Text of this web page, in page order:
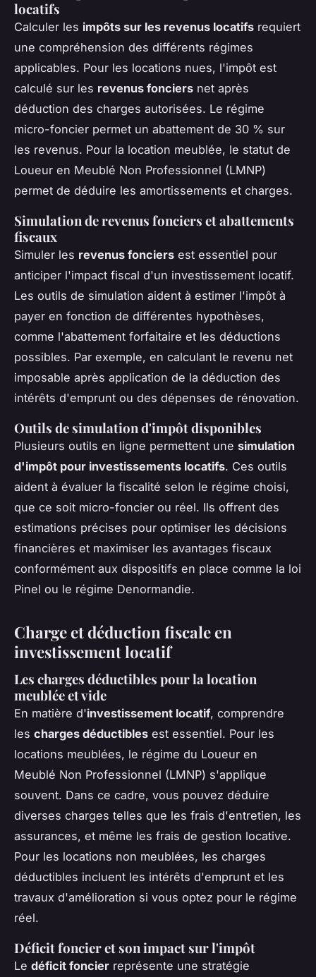
locatifs
Calculer les impôts sur les revenus locatifs requiert
une compréhension des différents régimes
applicables. Pour les locations nues, l'impôt est
calculé sur les revenus fonciers net après
déduction des charges autorisées. Le régime
micro-foncier permet un abattement de 30 % sur
les revenus. Pour la location meublée, le statut de
Loueur en Meublé Non Professionnel (LMNP)
permet de déduire les amortissements et charges.
Simulation de revenus fonciers et abattements
fiscaux
Simuler les revenus fonciers est essentiel pour
anticiper l'impact fiscal d'un investissement locatif.
Les outils de simulation aident à estimer l'impôt à
payer en fonction de différentes hypothèses,
comme l'abattement forfaitaire et les déductions
possibles. Par exemple, en calculant le revenu net
imposable après application de la déduction des
intérêts d'emprunt ou des dépenses de rénovation.
Outils de simulation d'impôt disponibles
Plusieurs outils en ligne permettent une simulation
d'impôt pour investissements locatifs. Ces outils
aident à évaluer la fiscalité selon le régime choisi,
que ce soit micro-foncier ou réel. Ils offrent des
estimations précises pour optimiser les décisions
financières et maximiser les avantages fiscaux
conformément aux dispositifs en place comme la loi
Pinel ou le régime Denormandie.
Charge et déduction fiscale en
investissement locatif
Les charges déductibles pour la location
meublée et vide
En matière d'investissement locatif, comprendre
les charges déductibles est essentiel. Pour les
locations meublées, le régime du Loueur en
Meublé Non Professionnel (LMNP) s'applique
souvent. Dans ce cadre, vous pouvez déduire
diverses charges telles que les frais d'entretien, les
assurances, et même les frais de gestion locative.
Pour les locations non meublées, les charges
déductibles incluent les intérêts d'emprunt et les
travaux d'amélioration si vous optez pour le régime
réel.
Déficit foncier et son impact sur l'impôt
Le déficit foncier représente une stratégie